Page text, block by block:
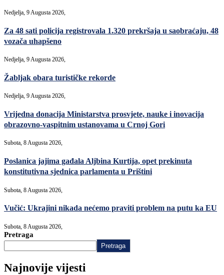
Nedjelja, 9 Augusta 2026,
Za 48 sati policija registrovala 1.320 prekršaja u saobraćaju, 48
vozača uhapšeno
Nedjelja, 9 Augusta 2026,
Žabljak obara turističke rekorde
Nedjelja, 9 Augusta 2026,
Vrijedna donacija Ministarstva prosvjete, nauke i inovacija
obrazovno-vaspitnim ustanovama u Crnoj Gori
Subota, 8 Augusta 2026,
Poslanica jajima gađala Aljbina Kurtija, opet prekinuta
konstitutivna sjednica parlamenta u Prištini
Subota, 8 Augusta 2026,
Vučić: Ukrajini nikada nećemo praviti problem na putu ka EU
Subota, 8 Augusta 2026,
Pretraga
Pretraga
Najnovije vijesti